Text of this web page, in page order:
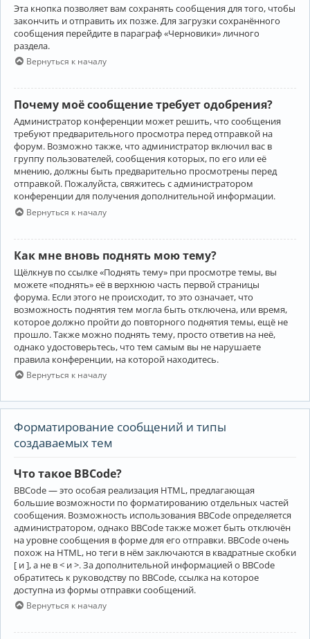
Эта кнопка позволяет вам сохранять сообщения для того, чтобы
закончить и отправить их позже. Для загрузки сохранённого
сообщения перейдите в параграф «Черновики» личного
раздела.
Вернуться к началу
Почему моё сообщение требует одобрения?
Администратор конференции может решить, что сообщения
требуют предварительного просмотра перед отправкой на
форум. Возможно также, что администратор включил вас в
группу пользователей, сообщения которых, по его или её
мнению, должны быть предварительно просмотрены перед
отправкой. Пожалуйста, свяжитесь с администратором
конференции для получения дополнительной информации.
Вернуться к началу
Как мне вновь поднять мою тему?
Щёлкнув по ссылке «Поднять тему» при просмотре темы, вы
можете «поднять» её в верхнюю часть первой страницы
форума. Если этого не происходит, то это означает, что
возможность поднятия тем могла быть отключена, или время,
которое должно пройти до повторного поднятия темы, ещё не
прошло. Также можно поднять тему, просто ответив на неё,
однако удостоверьтесь, что тем самым вы не нарушаете
правила конференции, на которой находитесь.
Вернуться к началу
Форматирование сообщений и типы
создаваемых тем
Что такое BBCode?
BBCode — это особая реализация HTML, предлагающая
большие возможности по форматированию отдельных частей
сообщения. Возможность использования BBCode определяется
администратором, однако BBCode также может быть отключён
на уровне сообщения в форме для его отправки. BBCode очень
похож на HTML, но теги в нём заключаются в квадратные скобки
[ и ], а не в < и >. За дополнительной информацией о BBCode
обратитесь к руководству по BBCode, ссылка на которое
доступна из формы отправки сообщений.
Вернуться к началу